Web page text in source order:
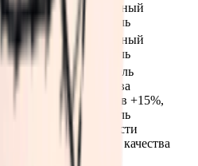
Стандартный
множитель
1.0
Стандартный
множитель
Множитель
количества
предметов +15%,
множитель
вероятности
высокого качества
+15%